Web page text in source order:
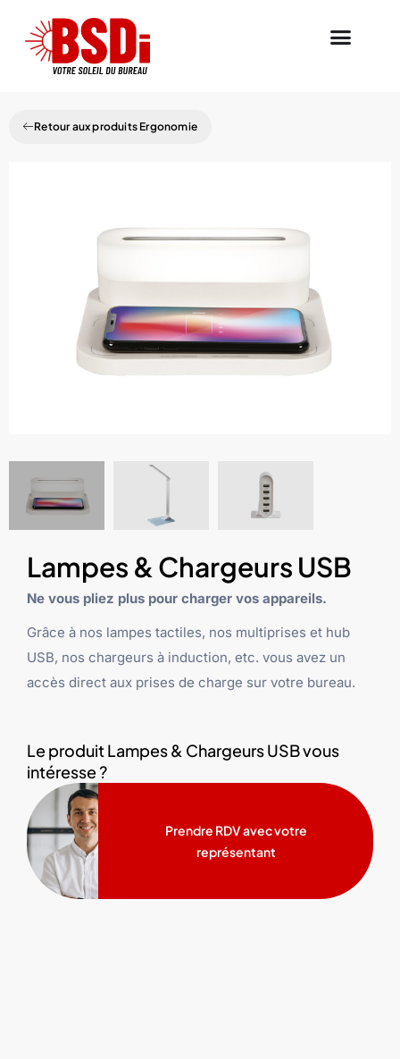
Retour aux produits Ergonomie
Lampes & Chargeurs USB
Ne vous pliez plus pour charger vos appareils.
Grâce à nos lampes tactiles, nos multiprises et hub
USB, nos chargeurs à induction, etc. vous avez un
accès direct aux prises de charge sur votre bureau.
Le produit Lampes & Chargeurs USB vous
intéresse ?
Prendre RDV avec votre
représentant